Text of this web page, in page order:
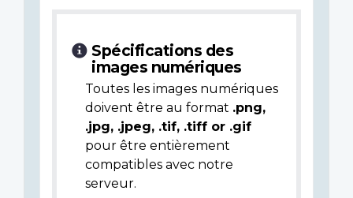
Spécifications des
images numériques
Toutes les images numériques
doivent être au format .png,
.jpg, .jpeg, .tif, .tiff or .gif
pour être entièrement
compatibles avec notre
serveur.